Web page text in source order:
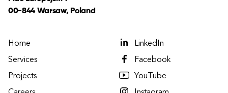
00-844 Warsaw, Poland
Home
Services
Projects
LinkedIn
Facebook
YouTube